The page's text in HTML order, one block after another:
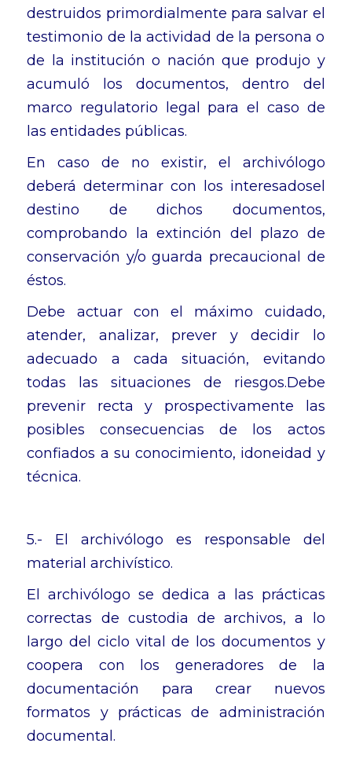
destruidos primordialmente para salvar el
testimonio de la actividad de la persona o
de la institución o nación que produjo y
acumuló los documentos, dentro del
marco regulatorio legal para el caso de
las entidades públicas.
En caso de no existir, el archivólogo
deberá determinar con los interesadosel
destino de dichos documentos,
comprobando la extinción del plazo de
conservación y/o guarda precaucional de
éstos.
Debe actuar con el máximo cuidado,
atender, analizar, prever y decidir lo
adecuado a cada situación, evitando
todas las situaciones de riesgos.Debe
prevenir recta y prospectivamente las
posibles consecuencias de los actos
confiados a su conocimiento, idoneidad y
técnica.
5.- El archivólogo es responsable del
material archivístico.
El archivólogo se dedica a las prácticas
correctas de custodia de archivos, a lo
largo del ciclo vital de los documentos y
coopera con los generadores de la
documentación para crear nuevos
formatos y prácticas de administración
documental.